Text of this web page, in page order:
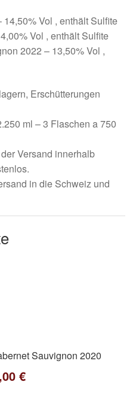
14,50% Vol , enthält Sulfite
Vol , enthält Sulfite
2022 – 13,50% Vol ,
Erschütterungen
ml – 3 Flaschen a 750
Versand innerhalb
in die Schweiz und
Sauvignon 2020
€